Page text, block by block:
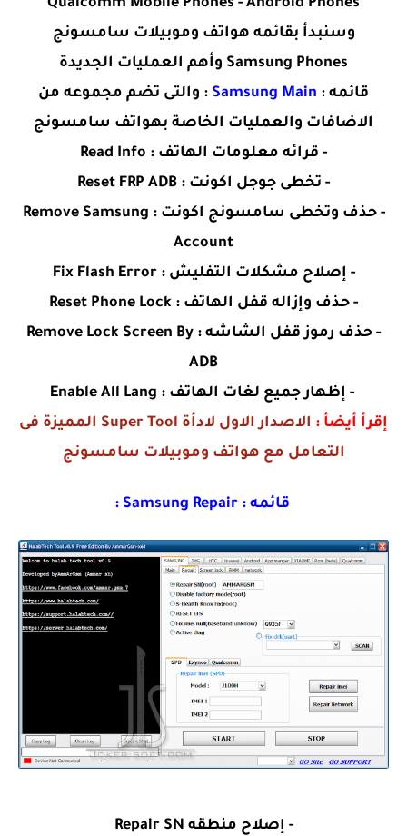
Qualcomm Mobile Phones - Android Phones
وسنبدأ بقائمه هواتف وموبيلات سامسونج
Samsung Phones وأهم العمليات الجديدة
قائمه : Samsung Main : والتى تضم مجموعه من
الاضافات والعمليات الخاصة بهواتف سامسونج
- قرائه معلومات الهاتف : Read Info
- تخطى جوجل اكونت : Reset FRP ADB
- حذف وتخطى سامسونج اكونت : Remove Samsung
Account
- إصلاح مشكلات التفليش : Fix Flash Error
- حذف وإزاله قفل الهاتف : Reset Phone Lock
- حذف رموز قفل الشاشه : Remove Lock Screen By
ADB
- إظهار جميع لغات الهاتف : Enable All Lang
إقرأ أيضأ :
الاصدار الاول لادأة Super Tool المميزة فى
التعامل مع هواتف وموبيلات سامسونج
قائمه : Samsung Repair :
- إصلاح منطقه Repair SN